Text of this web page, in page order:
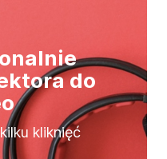
do
kliknięć